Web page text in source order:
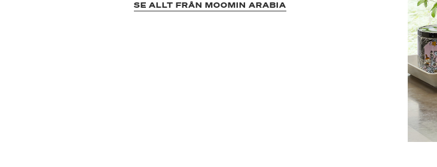
SE ALLT FRÅN MOOMIN ARABIA